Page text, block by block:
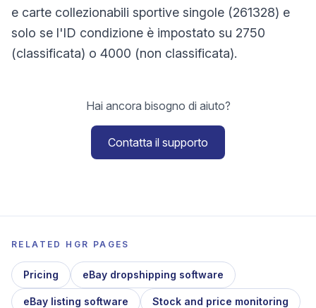
e carte collezionabili sportive singole (261328) e
solo se l'ID condizione è impostato su 2750
(classificata) o 4000 (non classificata).
Hai ancora bisogno di aiuto?
Contatta il supporto
RELATED HGR PAGES
Pricing eBay dropshipping software
eBay listing software Stock and price monitoring